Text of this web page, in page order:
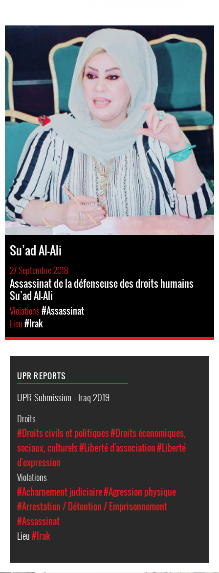
Su’ad Al-Ali
27 Septembre 2018
Assassinat de la défenseuse des droits humains
Su’ad Al-Ali
Violations#Assassinat
Lieu#Irak
UPR REPORTS
UPR Submission - Iraq 2019
Droits
#Droits civils et politiques#Droits économiques,
sociaux, culturels#Liberté d'association#Liberté
d'expression
Violations
#Acharnement judiciaire#Agression physique
#Arrestation / Détention / Emprisonnement
#Assassinat
Lieu#Irak